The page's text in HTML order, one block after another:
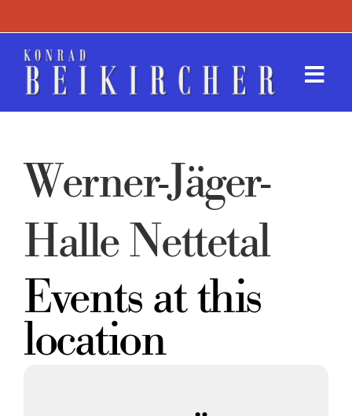
Inhalt
springen
Werner-Jäger-
Halle Nettetal
Events at this
location